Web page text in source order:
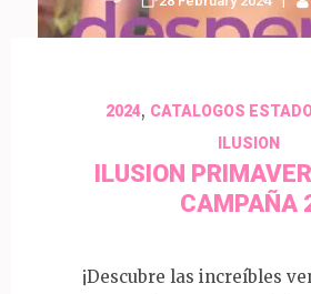
2024, CATALOGOS
ILUSION
ILUSION
CAMPAÑA
¡Descubre las increíbles